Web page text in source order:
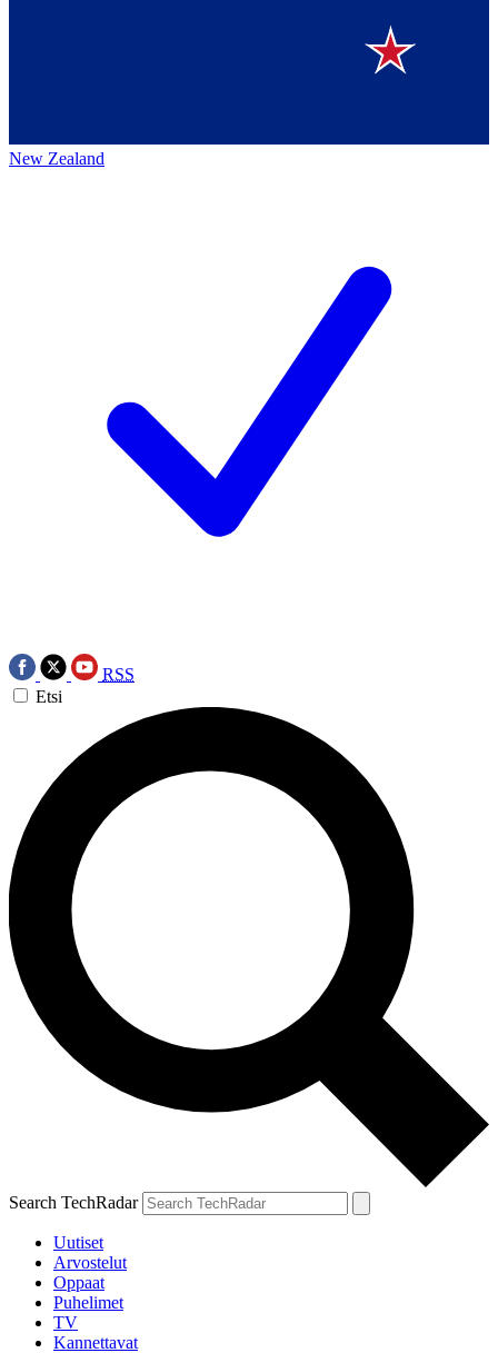
New Zealand
RSS
Etsi
Search TechRadar
Uutiset
Arvostelut
Oppaat
Puhelimet
TV
Kannettavat